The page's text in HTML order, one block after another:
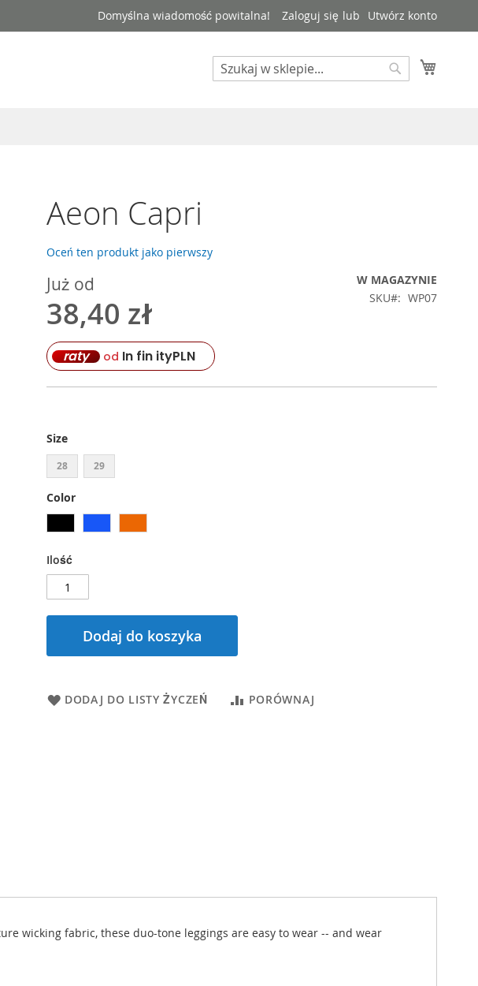
Domyślna wiadomość powitalna! Zaloguj się Utwórz konto
Szukaj
Szukaj
Aeon Capri
Oceń ten produkt jako pierwszy
Już od
38,40 zł
W MAGAZYNIE
SKU
WP07
raty od In fin ityPLN
Size
28 29
Color
Ilość
Dodaj do koszyka
DODAJ DO LISTY ŻYCZEŃ PORÓWNAJ
wicking fabric, these duo-tone leggings are easy to wear -- and wear